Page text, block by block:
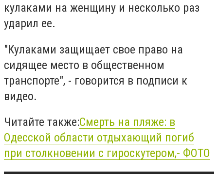
кулаками на женщину и несколько раз
ударил ее.
"Кулаками защищает свое право на
сидящее место в общественном
транспорте", - говорится в подписи к
видео.
Читайте также:Смерть на пляже: в
Одесской области отдыхающий погиб
при столкновении с гироскутером,- ФОТО